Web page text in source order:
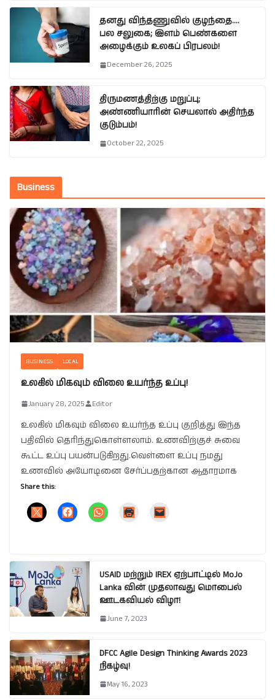
தனது விந்தணுவில் குழந்தை….
பல சலுகை; இளம் பெண்களை
அழைக்கும் உலகப் பிரபலம்!
December 26, 2025
திருமணத்திற்கு மறுப்பு;
அண்ணியாரின் செயலால் அதிர்ந்த
குடும்பம்!
October 22, 2025
Business
BUSINESS LOCAL
உலகில் மிகவும் விலை உயர்ந்த உப்பு!
January 28, 2025 Editor
உலகில் மிகவும் விலை உயர்ந்த உப்பு குறித்து இந்த
பதிவில் தெரிந்துகொள்ளலாம். உணவிற்குச் சுவை
கூட்ட உப்பு பயன்படுகிறது.வெள்ளை உப்பு நமது
உணவில் அயோடினை சேர்ப்பதற்கான ஆதாரமாக
Share this:
USAID மற்றும் IREX ஏற்பாட்டில் MoJo
Lanka வின் முதலாவது மொபைல்
ஊடகவியல் விழா!
June 7, 2023
DFCC Agile Design Thinking Awards 2023
நிகழ்வு!
May 16, 2023